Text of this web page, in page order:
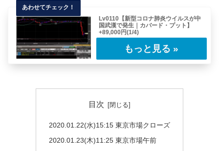
Lv0110【新型コロナ肺炎ウイルスが中
国武漢で発生｜カバード・プット】
+89,000円(1/4)
炎ウイルスに対応したトレードを行っていった
目次
2020.01.22(水)15:15 東京市場クローズ
2020.01.23(木)11:25 東京市場午前